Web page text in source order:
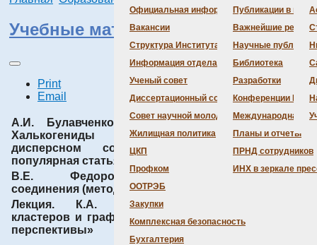
Официальная информация
Вакансии
Структура Института
Информация отдела кадров
Ученый совет
Диссертационный совет
Совет научной молодежи
Жилищная политика
ЦКП
Профком
ООТРЭБ
Закупки
Комплексная безопасность
Бухгалтерия
Публикации в
Важнейшие
Научные
Библиотека
Разработки
Конференции
Международная
Планы и отчеты
ПРНД сотрудников
ИНХ в зеркале
Учебные материалы
Print
Email
А.И. Булавченко, С.Б. Артёмкина.
Халькогениды металлов в
дисперсном состоянии (научно-
популярная статья)
615.0
Kb17.10.2013
В.Е. Федоров. Кластерные
соединения (методическое пособие)
3.4
Лекция. К.А. Брылев. «Химия
кластеров и графенов: достижения и
перспективы»
Mb